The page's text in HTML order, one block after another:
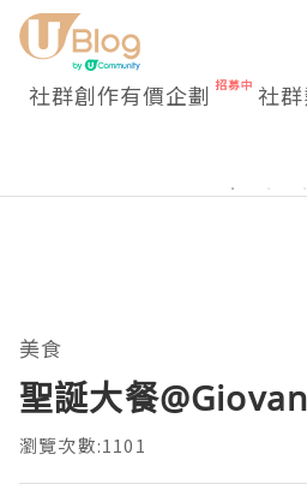
社群創作有價企劃 社
美食
聖誕大餐
瀏覽次數:1101